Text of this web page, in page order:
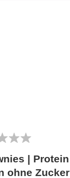
| Protein
ohne Zucker